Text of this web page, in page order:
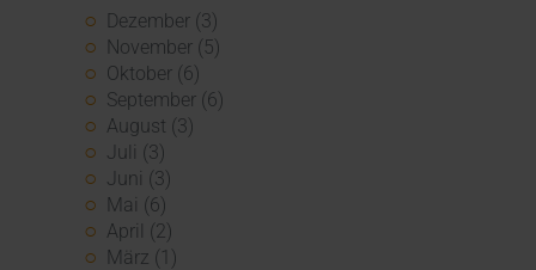
Dezember (3)
November (5)
Oktober (6)
September (6)
August (3)
Juli (3)
Juni (3)
Mai (6)
April (2)
März (1)